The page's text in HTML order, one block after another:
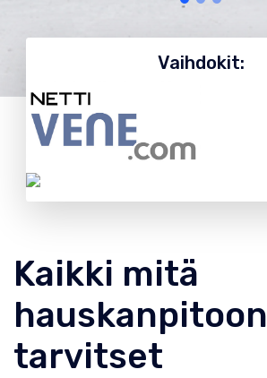
Vaihdokit:
Kaikki mitä
hauskanpitoon
tarvitset